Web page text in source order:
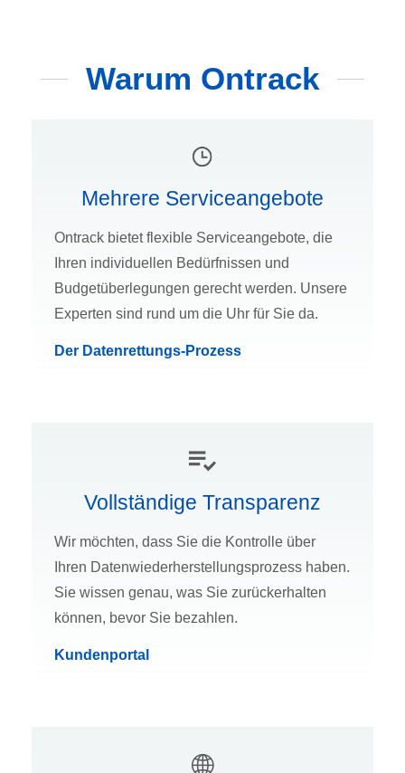
Warum Ontrack
Mehrere Serviceangebote
Ontrack bietet flexible Serviceangebote, die
Ihren individuellen Bedürfnissen und
Budgetüberlegungen gerecht werden. Unsere
Experten sind rund um die Uhr für Sie da.
Der Datenrettungs-Prozess
Vollständige Transparenz
Wir möchten, dass Sie die Kontrolle über
Ihren Datenwiederherstellungsprozess haben.
Sie wissen genau, was Sie zurückerhalten
können, bevor Sie bezahlen.
Kundenportal